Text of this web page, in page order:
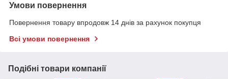
Умови повернення
Повернення товару впродовж 14 днів за рахунок покупця
Всі умови повернення
Подібні товари компанії